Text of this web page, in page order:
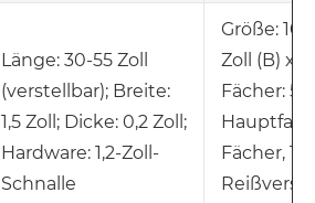
Länge: 30-55 Zoll
(verstellbar); Breite:
1,5 Zoll; Dicke: 0,2 Zoll;
Hardware: 1,2-Zoll-
Schnalle
Größe: 10
Zoll (B) x 3
Fächer: 5 (1
Fächer, 1